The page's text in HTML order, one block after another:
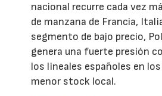
nacional recurre cada vez
de manzana de Francia,
segmento de bajo precio,
genera una fuerte presión
los lineales españoles en
menor stock local.